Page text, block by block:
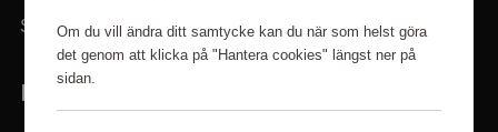
Om du vill ändra ditt samtycke kan du när som helst göra
det genom att klicka på "Hantera cookies" längst ner på
sidan.
Sök i sortimentet
BEHÖVER DU HJÄLP?